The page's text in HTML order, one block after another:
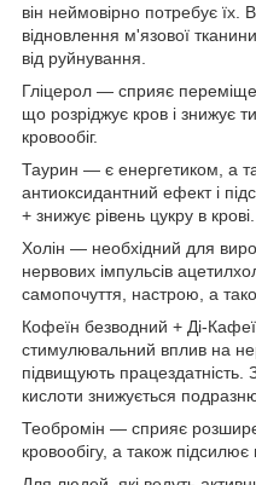
він неймовірно потребує
відновлення м'язової
від руйнування.
Гліцерол — сприяє
що розріджує кров і знижує
кровообіг.
Таурин — є енергетиком, а
антиоксидантний ефект і
+ знижує рівень цукру в крові.
Холін — необхідний для
нервових імпульсів
самопочуття, настрою, а
Кофеїн безводний + Ді-
стимулювальний вплив на
підвищують
кислоти знижується
Теобромін — сприяє
кровообігу, а також